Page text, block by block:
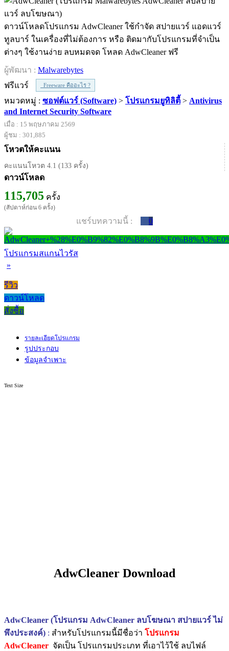
ดาวน์โหลดโปรแกรม AdwCleaner ใช้กำจัด สปายแวร์ แอดแวร์
ทูลบาร์ ในเครื่องที่ไม่ต้องการ หรือ ติดมากับโปรแกรมที่จำเป็น
ต่างๆ ใช้งานง่าย ลบหมดจด โหลด AdwCleaner ฟรี
ผู้พัฒนา : Malwarebytes
ฟรีแวร์
Freeware คืออะไร ?
หมวดหมู่ : ซอฟต์แวร์ (Software) > โปรแกรมยูทิลิตี้ > Antivirus
and Internet Security Software
เมื่อ : 15 พฤษภาคม 2569
ผู้ชม : 301,885
โหวตให้คะแนน
คะแนนโหวต 4.1 (133 ครั้ง)
ดาวน์โหลด
115,705 ครั้ง
(สัปดาห์ก่อน 6 ครั้ง)
แชร์บทความนี้ : 0
โปรแกรมสแกนไวรัส
»
รีวิว
ดาวน์โหลด
สั่งซื้อ
รายละเอียดโปรแกรม
รูปประกอบ
ข้อมูลจำเพาะ
Text Size
AdwCleaner Download
AdwCleaner (โปรแกรม AdwCleaner ลบโฆษณา สปายแวร์ ไม่
พึงประสงค์) : สำหรับโปรแกรมนี้มีชื่อว่า โปรแกรม
AdwCleaner จัดเป็น โปรแกรมประเภท ที่เอาไว้ใช้ ลบไฟล์